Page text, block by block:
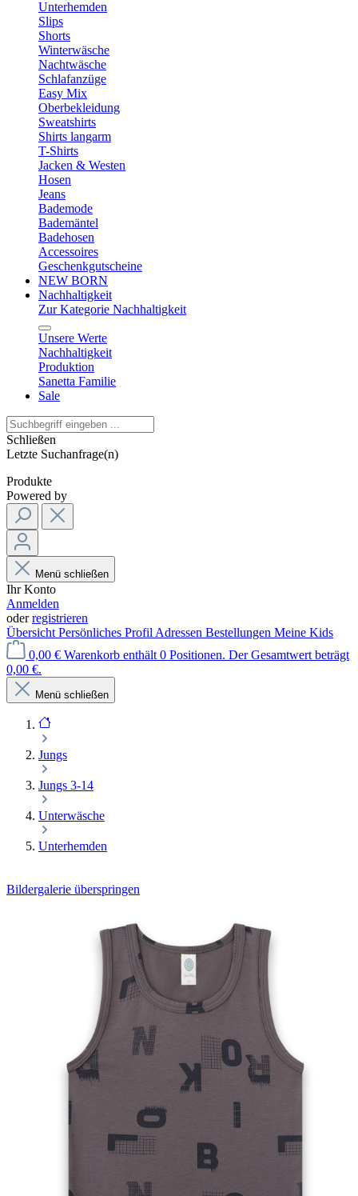
Unterhemden
Slips
Shorts
Winterwäsche
Nachtwäsche
Schlafanzüge
Easy Mix
Oberbekleidung
Sweatshirts
Shirts langarm
T-Shirts
Jacken & Westen
Hosen
Jeans
Bademode
Bademäntel
Badehosen
Accessoires
Geschenkgutscheine
NEW BORN
Nachhaltigkeit
Zur Kategorie Nachhaltigkeit
Unsere Werte
Nachhaltigkeit
Produktion
Sanetta Familie
Sale
Schließen
Letzte Suchanfrage(n)
Produkte
Powered by
Menü schließen
Ihr Konto
Anmelden
oderregistrieren
Übersicht Persönliches Profil Adressen Bestellungen Meine Kids
0,00 € Warenkorb enthält 0 Positionen. Der Gesamtwert beträgt
0,00 €.
Menü schließen
Jungs
Jungs 3-14
Unterwäsche
Unterhemden
Bildergalerie überspringen